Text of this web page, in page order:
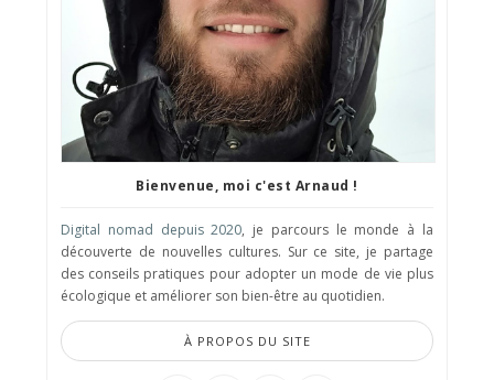
Bienvenue, moi c'est Arnaud !
Digital nomad depuis 2020, je parcours le monde à la
découverte de nouvelles cultures. Sur ce site, je partage
des conseils pratiques pour adopter un mode de vie plus
écologique et améliorer son bien-être au quotidien.
À PROPOS DU SITE